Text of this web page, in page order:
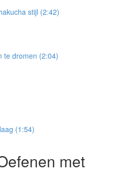
stijl (2:42)
te dromen (2:04)
(1:54)
met